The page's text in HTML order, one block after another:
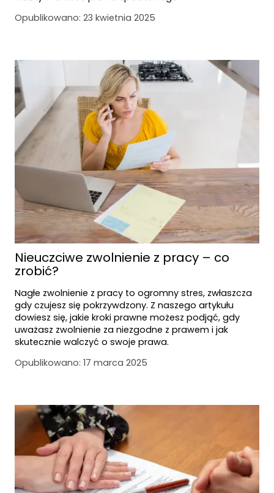
Opublikowano: 23 kwietnia 2025
Nieuczciwe zwolnienie z pracy – co
zrobić?
Nagłe zwolnienie z pracy to ogromny stres, zwłaszcza
gdy czujesz się pokrzywdzony. Z naszego artykułu
dowiesz się, jakie kroki prawne możesz podjąć, gdy
uważasz zwolnienie za niezgodne z prawem i jak
skutecznie walczyć o swoje prawa.
Opublikowano: 17 marca 2025